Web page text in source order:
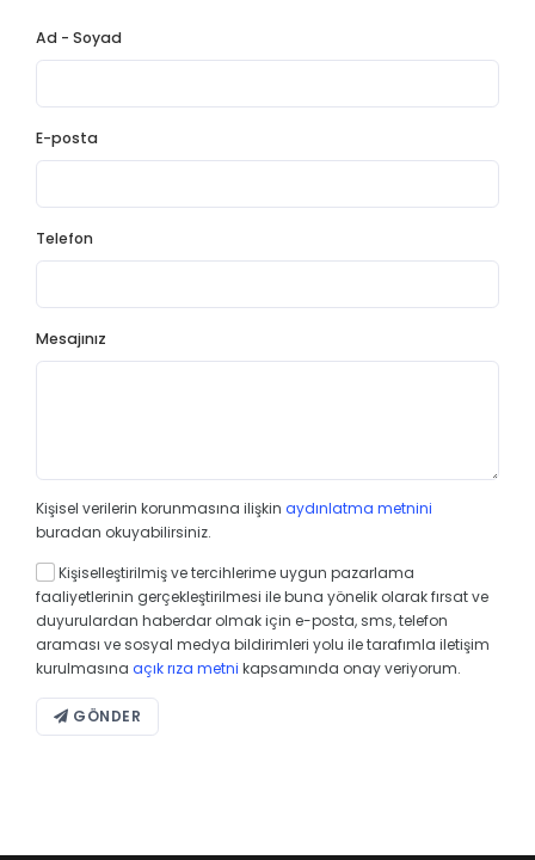
Ad - Soyad
E-posta
Telefon
Mesajınız
Kişisel verilerin korunmasına ilişkin aydınlatma metnini
buradan okuyabilirsiniz.
Kişiselleştirilmiş ve tercihlerime uygun pazarlama
faaliyetlerinin gerçekleştirilmesi ile buna yönelik olarak fırsat ve
duyurulardan haberdar olmak için e-posta, sms, telefon
araması ve sosyal medya bildirimleri yolu ile tarafımla iletişim
kurulmasına açık rıza metni kapsamında onay veriyorum.
GÖNDER